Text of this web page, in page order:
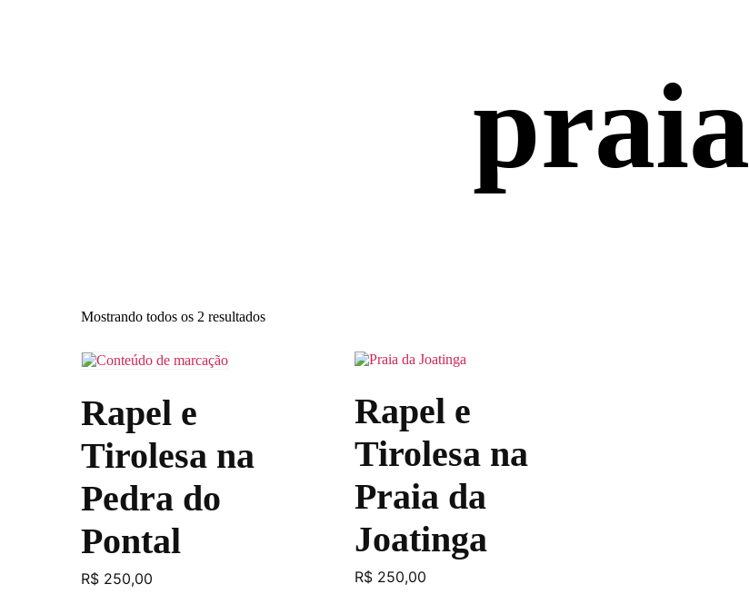
praia
Mostrando todos os 2 resultados
Rapel e
Tirolesa na
Pedra do
Pontal
R$250,00
Rapel e
Tirolesa na
Praia da
Joatinga
R$ 250,00